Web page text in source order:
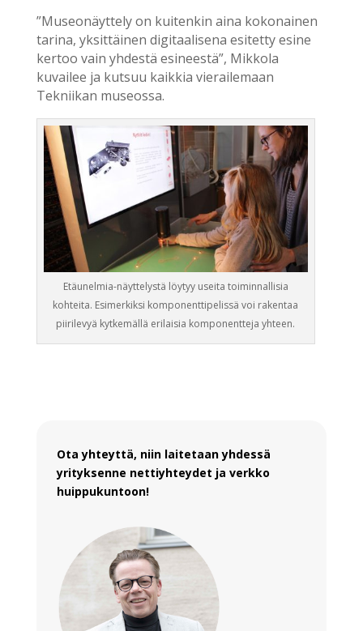
”Museonäyttely on kuitenkin aina kokonainen
tarina, yksittäinen digitaalisena esitetty esine
kertoo vain yhdestä esineestä”, Mikkola
kuvailee ja kutsuu kaikkia vierailemaan
Tekniikan museossa.
Etäunelmia-näyttelystä löytyy useita toiminnallisia
kohteita. Esimerkiksi komponenttipelissä voi rakentaa
piirilevyä kytkemällä erilaisia komponentteja yhteen.
Ota yhteyttä, niin laitetaan yhdessä
yrityksenne nettiyhteydet ja verkko
huippukuntoon!